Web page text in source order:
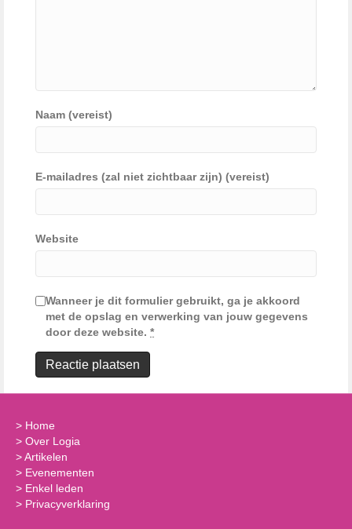
Naam (vereist)
E-mailadres (zal niet zichtbaar zijn) (vereist)
Website
Wanneer je dit formulier gebruikt, ga je akkoord
met de opslag en verwerking van jouw gegevens
door deze website. *
> Home
> Over Logia
>Artikelen
> Evenementen
> Enkel leden
> Privacyverklaring